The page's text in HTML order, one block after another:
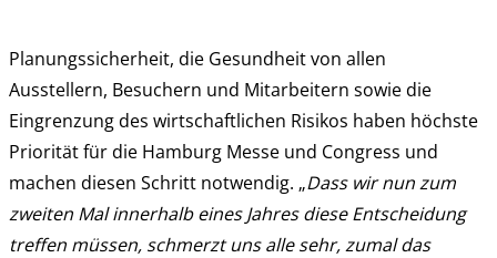
Planungssicherheit, die Gesundheit von allen
Ausstellern, Besuchern und Mitarbeitern sowie die
Eingrenzung des wirtschaftlichen Risikos haben höchste
Priorität für die Hamburg Messe und Congress und
machen diesen Schritt notwendig. „Dass wir nun zum
zweiten Mal innerhalb eines Jahres diese Entscheidung
treffen müssen, schmerzt uns alle sehr, zumal das